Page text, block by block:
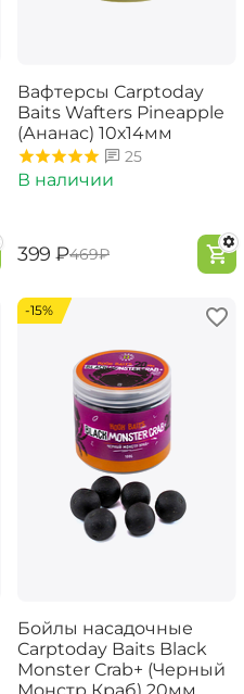
Вафтерсы Carptoday
Baits Wafters Pineapple
(Ананас) 10х14мм
25
В наличии
‍399‍ ₽‍469‍₽
-15%
Бойлы насадочные
Carptoday Baits Black
Monster Crab+ (Черный